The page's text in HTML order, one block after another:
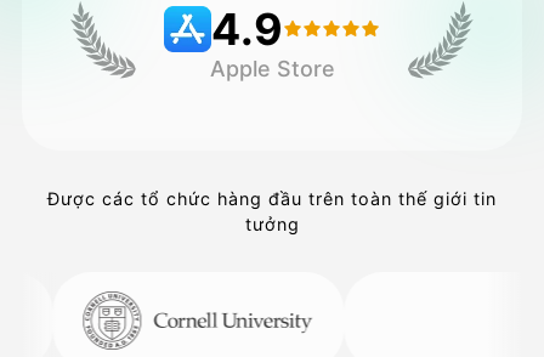
Bảng giá 4.9
Apple Store
Được các tổ chức hàng đầu trên toàn thế giới tin
tưởng